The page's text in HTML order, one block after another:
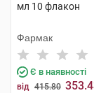
мл 10 флакон
Фармак
Є в наявності
від 415.80